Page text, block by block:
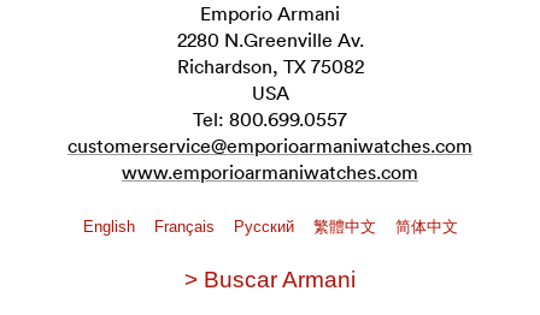
Emporio Armani
2280 N.Greenville Av.
Richardson, TX 75082
USA
Tel: 800.699.0557
customerservice@emporioarmaniwatches.com
www.emporioarmaniwatches.com
English Français Pусский 繁體中文 简体中文
> Buscar Armani